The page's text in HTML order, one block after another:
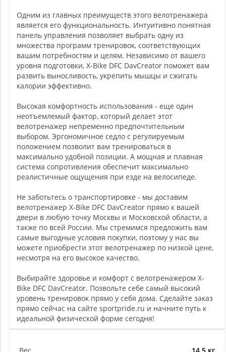
Одним из главных преимуществ этого велотренажера
является его функциональность. Интуитивно понятная
панель управления позволяет выбрать одну из
множества программ тренировок, соответствующих
вашим потребностям и целям. Независимо от вашего
уровня подготовки, X-Bike DFC DavCreator поможет вам
развить выносливость, укрепить мышцы и сжигать
калории эффективно.
Высокая комфортность использования - еще один
неотъемлемый фактор, который делает этот
велотренажер непременно предпочтительным
выбором. Эргономичное седло с регулируемым
положением позволит вам тренироваться в
максимально удобной позиции. А мощная и плавная
система сопротивления обеспечит максимально
реалистичные ощущения при езде на велосипеде.
Не заботьтесь о транспортировке - мы доставим
велотренажер X-Bike DFC DavCreator прямо к вашей
двери в любую точку Москвы и Московской области, а
также по всей России. Мы стремимся предложить вам
самые выгодные условия покупки, поэтому у нас вы
можете приобрести этот велотренажер по низкой цене,
несмотря на его высокое качество.
Выбирайте здоровье и комфорт с велотренажером X-
Bike DFC DavCreator. Позвольте себе самый высокий
уровень тренировок прямо у себя дома. Сделайте заказ
прямо сейчас на сайте sportpride.ru и начните путь к
идеальной физической форме сегодня!